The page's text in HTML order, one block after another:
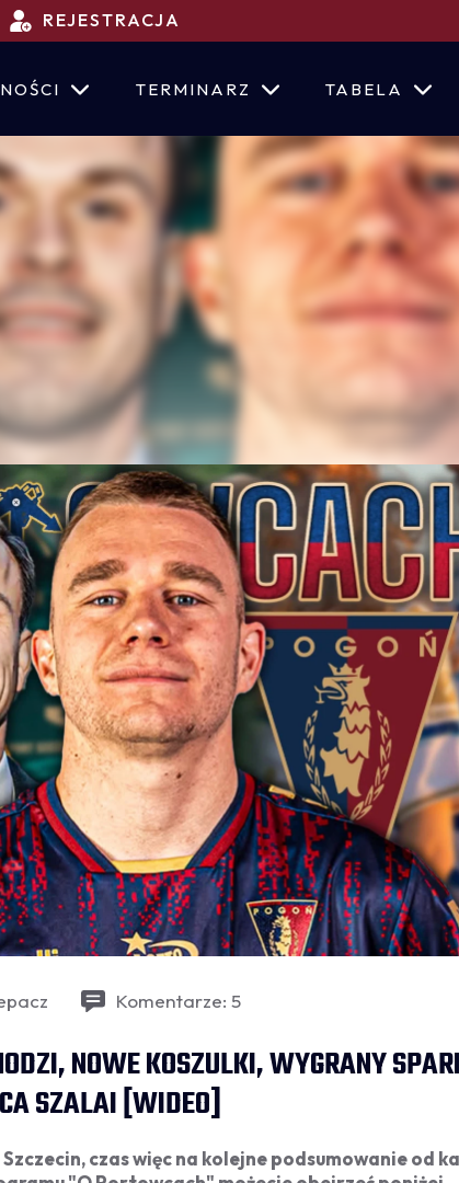
REJESTRACJA
TERMINARZ TABELA
Komentarze: 5
NOWE KOSZULKI, WYGRANY
SZALAI [WIDEO]
czas więc na kolejne podsumowanie od